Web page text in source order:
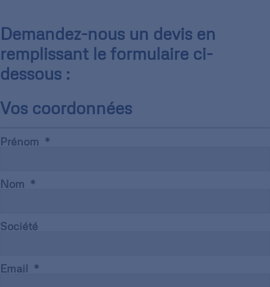
Demandez-nous un devis en
remplissant le formulaire ci-
dessous :
Vos coordonnées
Prénom
Nom
Société
Email